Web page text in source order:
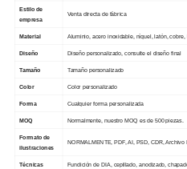
Estilo de
empresa
Venta directa de fábrica
Material Aluminio, acero inoxidable, níquel, latón,
Diseño Diseño personalizado, consulte el diseño final
Tamaño Tamaño personalizado
Color Color personalizado
Forma Cualquier forma personalizada
MOQ Normalmente, nuestro MOQ es de 500 piezas.
Formato de
ilustraciones
NORMALMENTE, PDF, AI, PSD, CDR, Archivo
Técnicas Fundición de DIA, cepillado, anodizado,